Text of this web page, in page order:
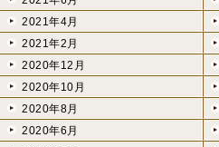
2021年4月
2021年2月
2020年12月
2020年10月
2020年8月
2020年6月